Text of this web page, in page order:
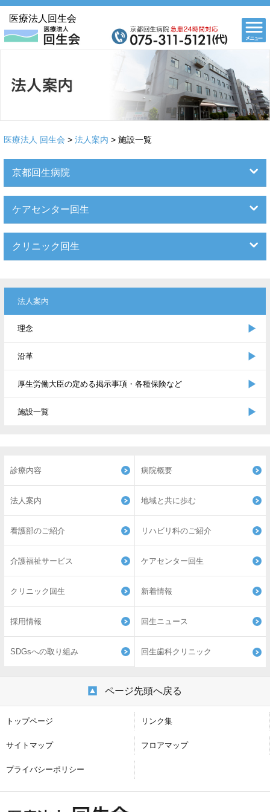
医療法人回生会
医療法人 回生会 > 法人案内 > 施設一覧
京都回生病院
ケアセンター回生
クリニック回生
法人案内
理念
沿革
厚生労働大臣の定める掲示事項・各種保険など
施設一覧
診療内容 病院概要
法人案内 地域と共に歩む
看護部のご紹介 リハビリ科のご紹介
介護福祉サービス ケアセンター回生
クリニック回生 新着情報
採用情報 回生ニュース
SDGsへの取り組み 回生歯科クリニック
ページ先頭へ戻る
トップページ リンク集
サイトマップ フロアマップ
プライバシーポリシー